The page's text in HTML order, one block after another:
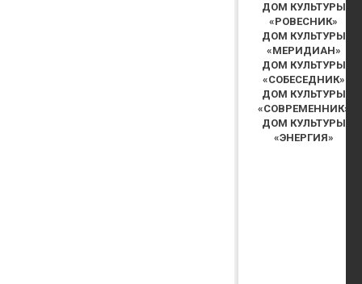
ДОМ КУЛЬТУРЫ
«РОВЕСНИК»
ДОМ КУЛЬТУРЫ
«МЕРИДИАН»
ДОМ КУЛЬТУРЫ
«СОБЕСЕДНИК»
ДОМ КУЛЬТУРЫ
«СОВРЕМЕННИК»
ДОМ КУЛЬТУРЫ
«ЭНЕРГИЯ»